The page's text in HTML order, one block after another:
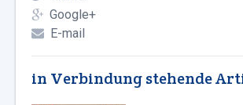
Google+
E-mail
in Verbindung stehende